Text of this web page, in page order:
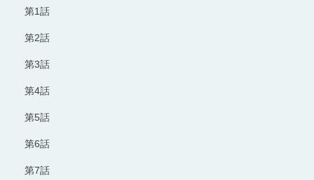
第1話
第2話
第3話
第4話
第5話
第6話
第7話